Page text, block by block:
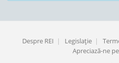
Despre REI | Legislaţie |
Apreciază-ne